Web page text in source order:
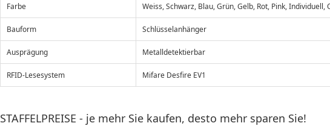
Farbe Weiss, Schwarz, Blau, Grün, Gelb, Rot, Pink, Individuell,
Bauform Schlüsselanhänger
Ausprägung Metalldetektierbar
RFID-Lesesystem Mifare Desfire EV1
STAFFELPREISE - je mehr Sie kaufen, desto mehr sparen Sie!